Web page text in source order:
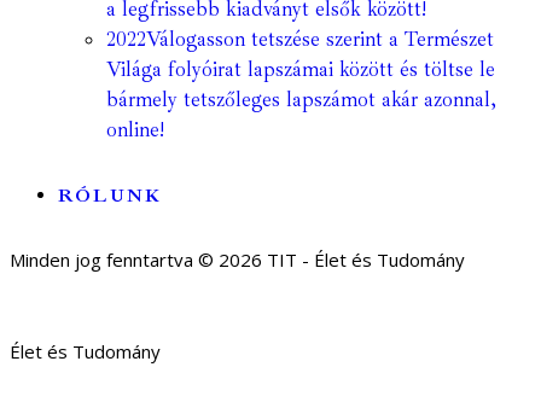
a legfrissebb kiadványt elsők között!
2022Válogasson tetszése szerint a Természet
Világa folyóirat lapszámai között és töltse le
bármely tetszőleges lapszámot akár azonnal,
online!
RÓLUNK
Minden jog fenntartva © 2026 TIT - Élet és Tudomány
Élet és Tudomány